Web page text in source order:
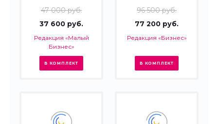
47 000 руб.
37 600 руб.
Редакция «Малый
Бизнес»
В КОМПЛЕКТ
96 500 руб.
77 200 руб.
Редакция «Бизнес»
В КОМПЛЕКТ